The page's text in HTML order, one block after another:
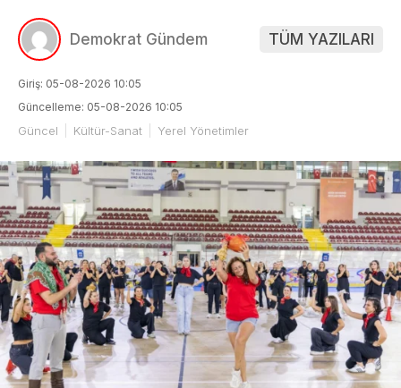
Demokrat Gündem TÜM YAZILARI
Giriş: 05-08-2026 10:05
Güncelleme: 05-08-2026 10:05
Güncel Kültür-Sanat Yerel Yönetimler